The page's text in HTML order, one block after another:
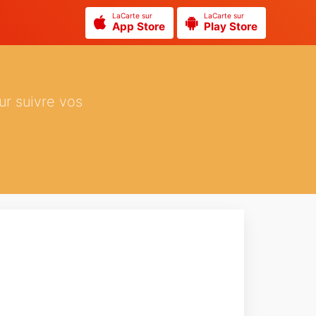
LaCarte sur
App Store
LaCarte sur
Play Store
suivre vos